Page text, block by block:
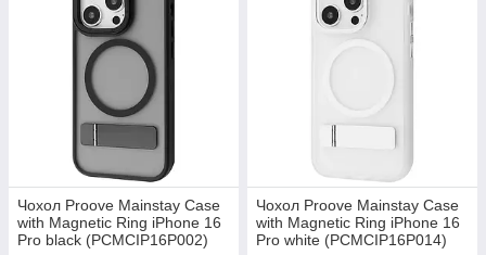
Чохол Proove Mainstay Case
with Magnetic Ring iPhone 16
Pro black (PCMCIP16P002)
Чохол Proove Mainstay Case
with Magnetic Ring iPhone 16
Pro white (PCMCIP16P014)